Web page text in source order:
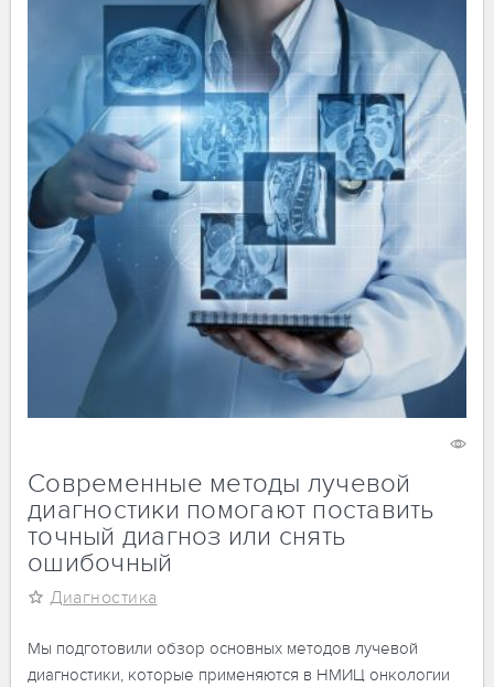
Современные методы лучевой
диагностики помогают поставить
точный диагноз или снять
ошибочный
Диагностика
Мы подготовили обзор основных методов лучевой
диагностики, которые применяются в НМИЦ онкологии